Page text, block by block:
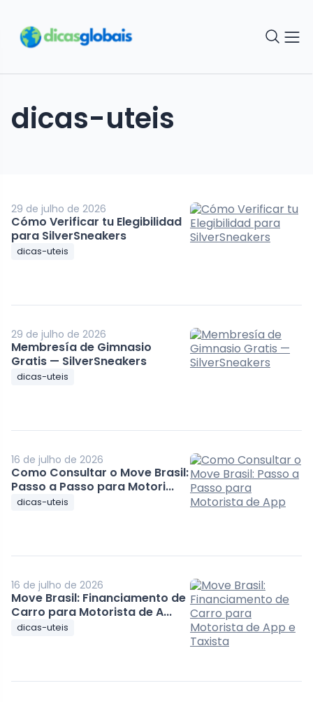
dicas-uteis
29 de julho de 2026
Cómo Verificar tu Elegibilidad
para SilverSneakers
dicas-uteis
29 de julho de 2026
Membresía de Gimnasio
Gratis — SilverSneakers
dicas-uteis
16 de julho de 2026
Como Consultar o Move Brasil:
Passo a Passo para Motori...
dicas-uteis
16 de julho de 2026
Move Brasil: Financiamento de
Carro para Motorista de A...
dicas-uteis